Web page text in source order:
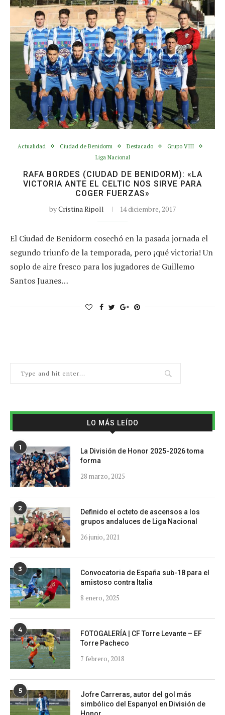
Actualidad Ciudad de Benidorm Destacado
Grupo VIII
Liga Nacional
RAFA BORDES (CIUDAD DE BENIDORM): «LA
VICTORIA ANTE EL CELTIC NOS SIRVE PARA
COGER FUERZAS»
byCristina Ripoll 14 diciembre, 2017
El Ciudad de Benidorm cosechó en la pasada jornada el
segundo triunfo de la temporada, pero ¡qué victoria! Un
soplo de aire fresco para los jugadores de Guillemo
Santos Juanes…
LO MÁS LEÍDO
1
La División de Honor 2025-2026 toma
forma
28 marzo, 2025
2
Definido el octeto de ascensos a los
grupos andaluces de Liga Nacional
26 junio, 2021
3
Convocatoria de España sub-18 para el
amistoso contra Italia
8 enero, 2025
4
FOTOGALERÍA | CF Torre Levante – EF
Torre Pacheco
7 febrero, 2018
5
Jofre Carreras, autor del gol más
simbólico del Espanyol en División de